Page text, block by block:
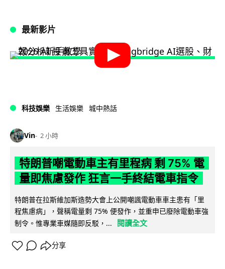
最新影片
科技娛樂 生活娛樂 城中熱話
Vin 2 小時
特朗普嘲電動車主有里程病 剩 75% 電
量即焦慮發作 狂言一手終結電車指令
特朗普在拉斯維加斯造勢大會上公開嘲諷電動車車主患有「里
程焦慮病」，聲稱電量剩 75% 便發作，並重申已廢除電動車強
制令。惟專業車媒隨即反駁，...
閱讀全文
分享